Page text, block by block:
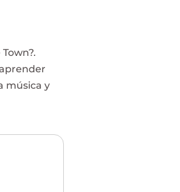
música y